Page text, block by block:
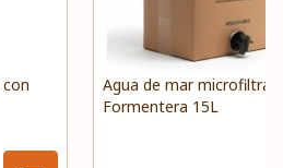
Agua de mar
Formentera 15L